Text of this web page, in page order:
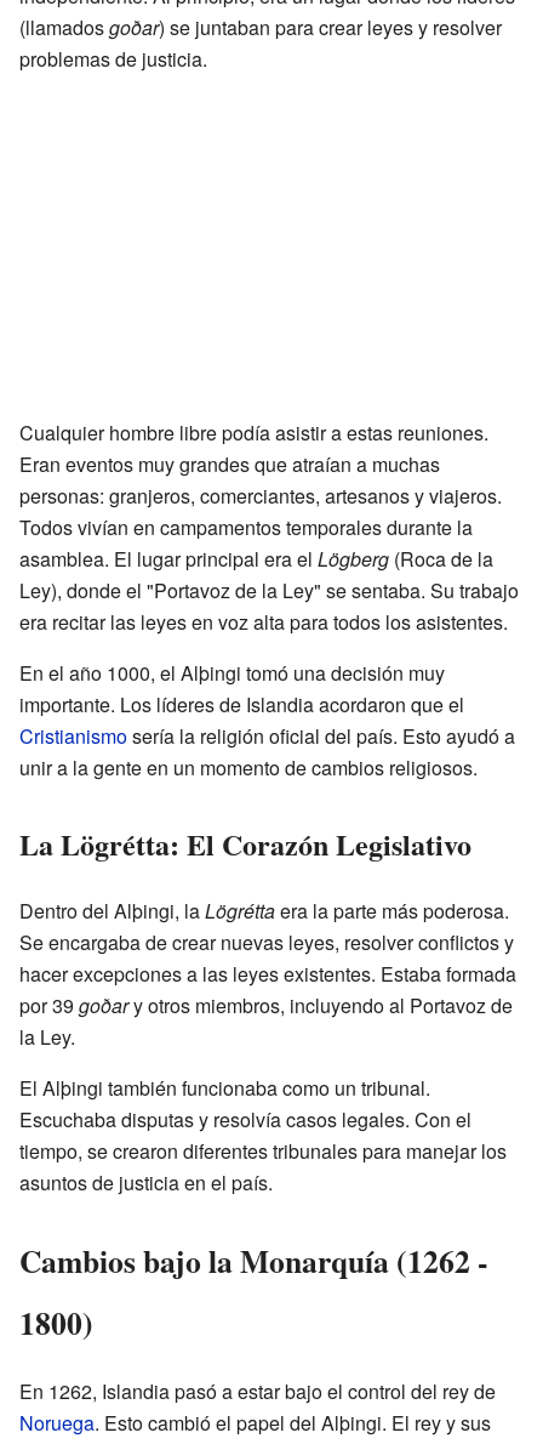
(llamadosgoðar) se juntaban para crear leyes y resolver
problemas de justicia.
Cualquier hombre libre podía asistir a estas reuniones.
Eran eventos muy grandes que atraían a muchas
personas: granjeros, comerciantes, artesanos y viajeros.
Todos vivían en campamentos temporales durante la
asamblea. El lugar principal era el Lögberg (Roca de la
Ley), donde el "Portavoz de la Ley" se sentaba. Su trabajo
era recitar las leyes en voz alta para todos los asistentes.
En el año 1000, el Alþingi tomó una decisión muy
importante. Los líderes de Islandia acordaron que el
Cristianismosería la religión oficial del país. Esto ayudó a
unir a la gente en un momento de cambios religiosos.
La Lögrétta: El Corazón Legislativo
Dentro del Alþingi, laLögréttaera la parte más poderosa.
Se encargaba de crear nuevas leyes, resolver conflictos y
hacer excepciones a las leyes existentes. Estaba formada
por 39 goðary otros miembros, incluyendo al Portavoz de
la Ley.
El Alþingi también funcionaba como un tribunal.
Escuchaba disputas y resolvía casos legales. Con el
tiempo, se crearon diferentes tribunales para manejar los
asuntos de justicia en el país.
Cambios bajo la Monarquía (1262 -
1800)
En 1262, Islandia pasó a estar bajo el control del rey de
Noruega. Esto cambió el papel del Alþingi. El rey y sus